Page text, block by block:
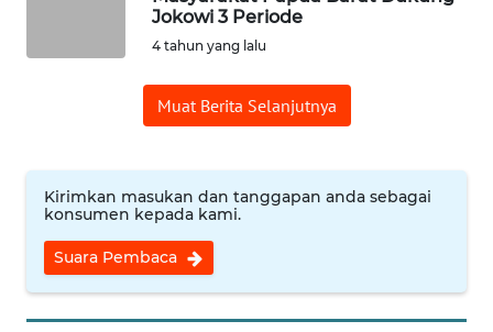
Jokowi 3 Periode
4 tahun yang lalu
Muat Berita Selanjutnya
Kirimkan masukan dan tanggapan anda sebagai
konsumen kepada kami.
Suara Pembaca
WN
TANGERANG
WN
BINJAI